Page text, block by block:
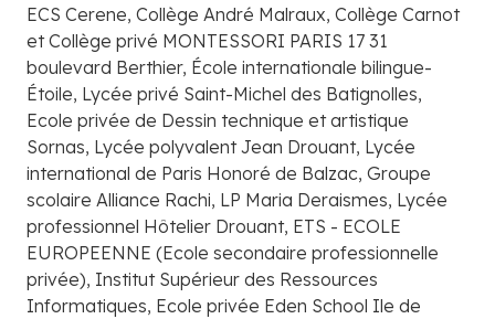
ECS Cerene, Collège André Malraux, Collège Carnot
et Collège privé MONTESSORI PARIS 17 31
boulevard Berthier, École internationale bilingue-
Étoile, Lycée privé Saint-Michel des Batignolles,
Ecole privée de Dessin technique et artistique
Sornas, Lycée polyvalent Jean Drouant, Lycée
international de Paris Honoré de Balzac, Groupe
scolaire Alliance Rachi, LP Maria Deraismes, Lycée
professionnel Hôtelier Drouant, ETS - ECOLE
EUROPEENNE (Ecole secondaire professionnelle
privée), Institut Supérieur des Ressources
Informatiques, Ecole privée Eden School Ile de